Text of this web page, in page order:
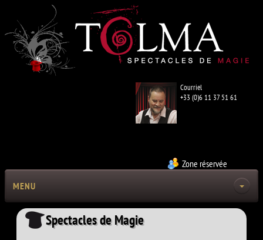
Courriel
+33 (0)6 11 37 51 61
Zone réservée
MENU
Spectacles de Magie